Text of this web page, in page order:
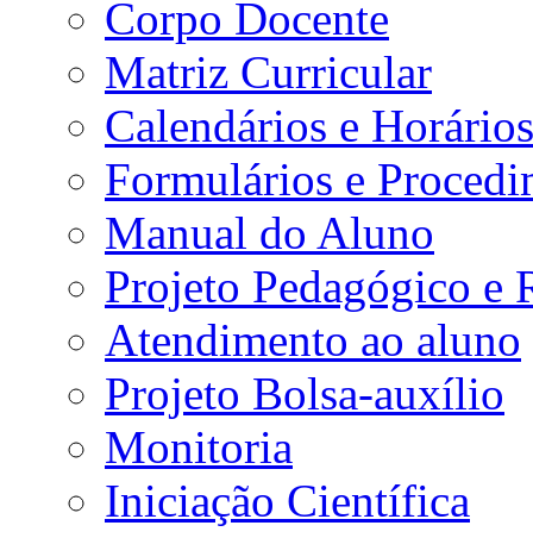
Corpo Docente
Matriz Curricular
Calendários e Horários
Formulários e
Manual do Aluno
Projeto Pedagógico e
Atendimento ao aluno
Projeto Bolsa-auxílio
Monitoria
Iniciação Científica